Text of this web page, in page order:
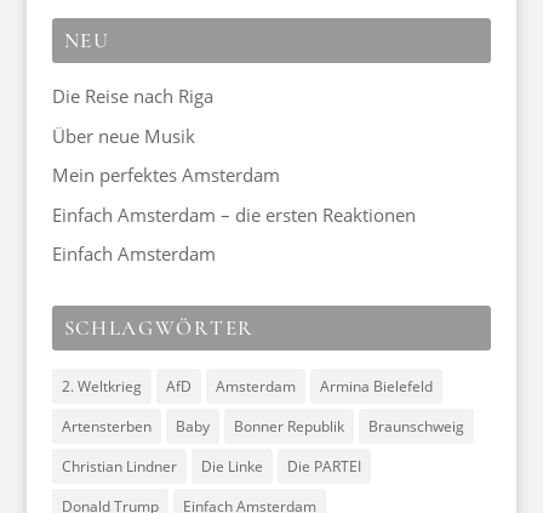
NEU
Die Reise nach Riga
Über neue Musik
Mein perfektes Amsterdam
Einfach Amsterdam – die ersten Reaktionen
Einfach Amsterdam
SCHLAGWÖRTER
2. Weltkrieg AfD Amsterdam
Armina Bielefeld
Artensterben
Baby Bonner Republik
Braunschweig
Christian Lindner
Die Linke
Die PARTEI
Donald Trump
Einfach Amsterdam